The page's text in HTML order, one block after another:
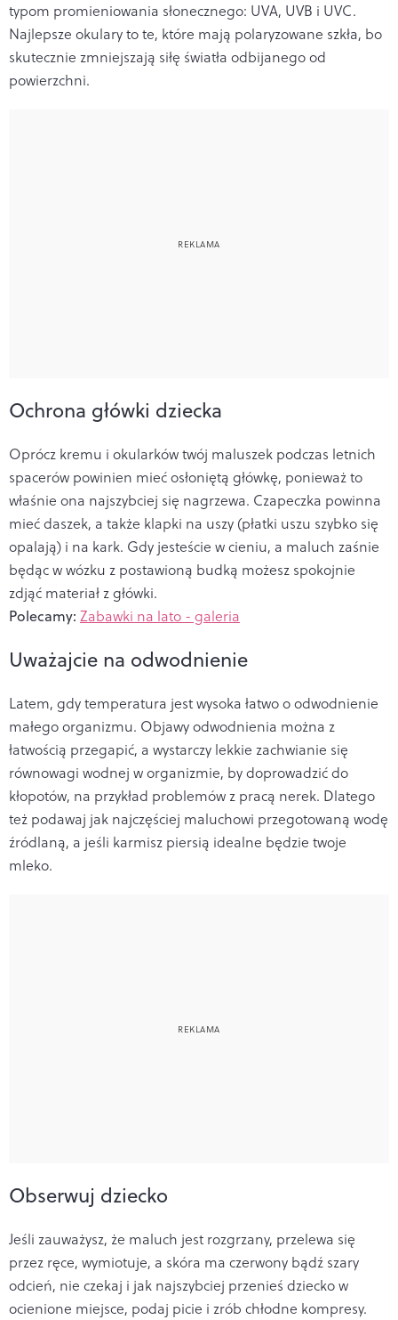
typom promieniowania słonecznego: UVA, UVB i UVC.
Najlepsze okulary to te, które mają polaryzowane szkła, bo
skutecznie zmniejszają siłę światła odbijanego od
powierzchni.
Ochrona główki dziecka
Oprócz kremu i okularków twój maluszek podczas letnich
spacerów powinien mieć osłoniętą główkę, ponieważ to
właśnie ona najszybciej się nagrzewa. Czapeczka powinna
mieć daszek, a także klapki na uszy (płatki uszu szybko się
opalają) i na kark. Gdy jesteście w cieniu, a maluch zaśnie
będąc w wózku z postawioną budką możesz spokojnie
zdjąć materiał z główki.
Polecamy: Zabawki na lato - galeria
Uważajcie na odwodnienie
Latem, gdy temperatura jest wysoka łatwo o odwodnienie
małego organizmu. Objawy odwodnienia można z
łatwością przegapić, a wystarczy lekkie zachwianie się
równowagi wodnej w organizmie, by doprowadzić do
kłopotów, na przykład problemów z pracą nerek. Dlatego
też podawaj jak najczęściej maluchowi przegotowaną wodę
źródlaną, a jeśli karmisz piersią idealne będzie twoje
mleko.
Obserwuj dziecko
Jeśli zauważysz, że maluch jest rozgrzany, przelewa się
przez ręce, wymiotuje, a skóra ma czerwony bądź szary
odcień, nie czekaj i jak najszybciej przenieś dziecko w
ocienione miejsce, podaj picie i zrób chłodne kompresy.